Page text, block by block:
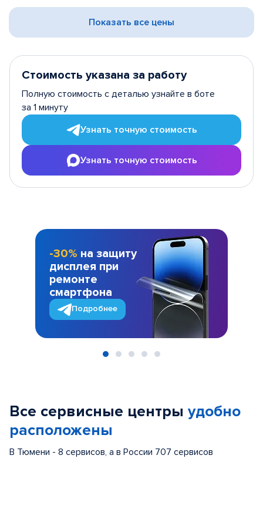
Показать все цены
Стоимость указана за работу
Полную стоимость с деталью узнайте в боте
за 1 минуту
Узнать точную стоимость
Узнать точную стоимость
-30% на защиту
дисплея при
ремонте
смартфона
Подробнее
Все сервисные центры удобно
расположены
В Тюмени - 8 сервисов, а в России 707 сервисов